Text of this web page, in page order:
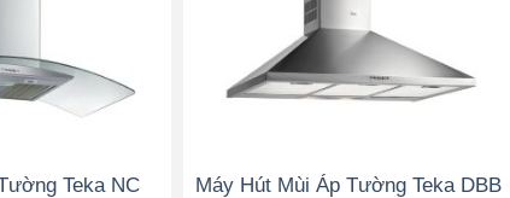
Teka NC
Máy Hút Mùi Áp Tường Teka DBB